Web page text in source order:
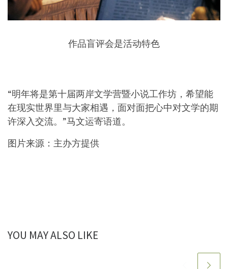
作品盲评会是活动特色
“明年将是第十届两岸文学营暨小说工作坊，希望能
在现实世界里与大家相遇，面对面把心中对文学的期
许深入交流。”马文运寄语道。
图片来源：主办方提供
YOU MAY ALSO LIKE